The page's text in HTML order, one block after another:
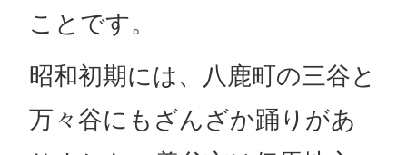
ことです。
昭和初期には、八鹿町の三谷と
万々谷にもざんざか踊りがあ